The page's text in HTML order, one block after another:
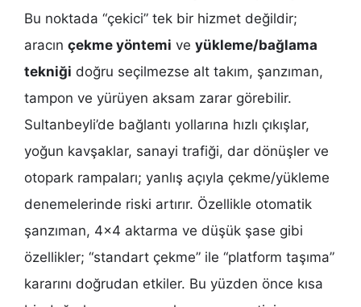
Bu noktada “çekici” tek bir hizmet değildir;
aracın çekme yöntemi ve yükleme/bağlama
tekniği doğru seçilmezse alt takım, şanzıman,
tampon ve yürüyen aksam zarar görebilir.
Sultanbeyli’de bağlantı yollarına hızlı çıkışlar,
yoğun kavşaklar, sanayi trafiği, dar dönüşler ve
otopark rampaları; yanlış açıyla çekme/yükleme
denemelerinde riski artırır. Özellikle otomatik
şanzıman, 4×4 aktarma ve düşük şase gibi
özellikler; “standart çekme” ile “platform taşıma”
kararını doğrudan etkiler. Bu yüzden önce kısa